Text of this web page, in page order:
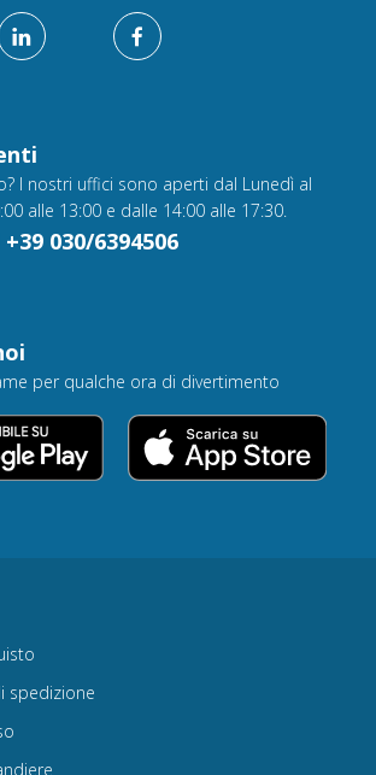
I nostri uffici sono aperti dal Lunedì al
alle 13:00 e dalle 14:00 alle 17:30.
030/6394506
per qualche ora di divertimento
spedizione